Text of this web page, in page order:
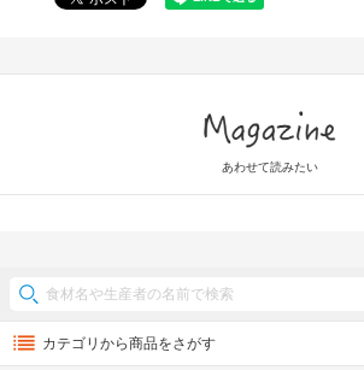
あわせて読みたい
カテゴリから商品をさがす